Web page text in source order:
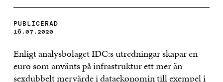
PUBLICERAD
16.07.2020
Enligt analysbolaget IDC:s utredningar skapar en
euro som använts på infrastruktur ett mer än
sexdubbelt mervärde i dataekonomin till exempel i